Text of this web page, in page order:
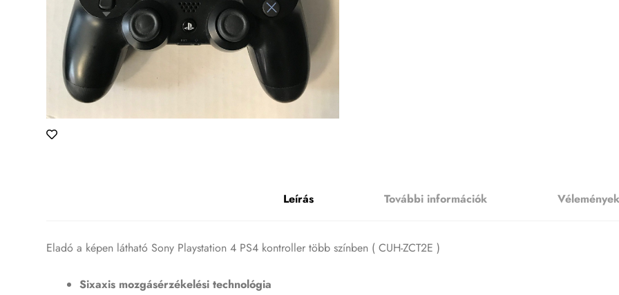
Leírás További információk
Eladó a képen látható Sony Playstation 4 PS4 kontroller több színben ( CUH-ZCT2E )
Sixaxis mozgásérzékelési technológia